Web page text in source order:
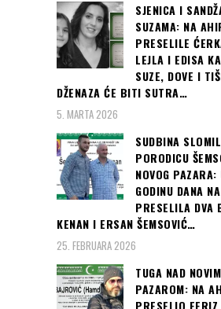
SJENICA I
SUZAMA: NA
PRESELILE
LEJLA I EDISA
SUZE, DOVE I
DŽENAZA ĆE BITI SUTRA…
5. MARTA 2026
SUDBINA
PORODICU
NOVOG PAZARA:
GODINU DANA
PRESELILA DVA
KENAN I ERSAN ŠEMSOVIĆ…
25. FEBRUARA 2026
TUGA NAD NOVIM
PAZAROM: NA